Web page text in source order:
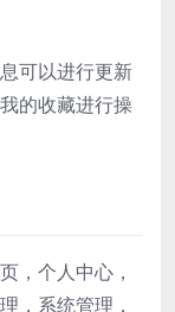
可以进行更新
的收藏进行操
，个人中心，
，系统管理，